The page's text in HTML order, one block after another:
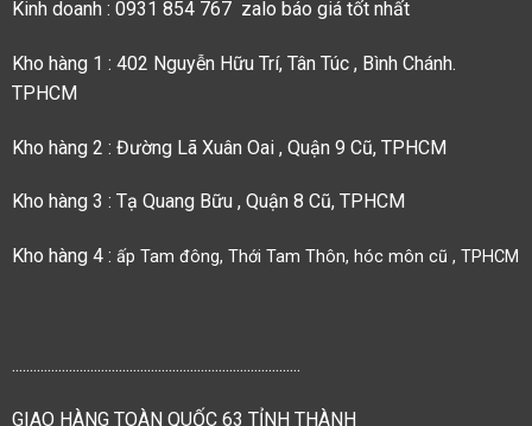
Kinh doanh : 0931 854 767 zalo báo giá tốt nhất
Kho hàng 1 : 402 Nguyễn Hữu Trí, Tân Túc , Bình Chánh.
TPHCM
Kho hàng 2 : Đường Lã Xuân Oai , Quận 9 Cũ, TPHCM
Kho hàng 3 : Tạ Quang Bữu , Quận 8 Cũ, TPHCM
Kho hàng 4 : ấp Tam đông, Thới Tam Thôn, hóc môn cũ , TPHCM
.................................................................................
GIAO HÀNG TOÀN QUỐC 63 TỈNH THÀNH